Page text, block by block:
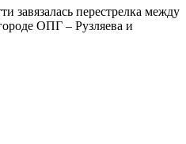
завязалась перестрелка между
ОПГ – Рузляева и